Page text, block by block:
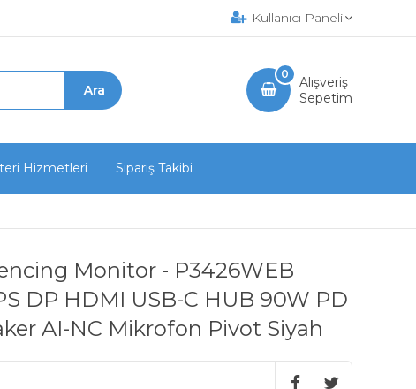
Kullanıcı Paneli
Alışveriş
Sepetim
0
Hizmetleri Sipariş Takibi
Monitor - P3426WEB
DP HDMI USB-C HUB 90W PD
AI-NC Mikrofon Pivot Siyah